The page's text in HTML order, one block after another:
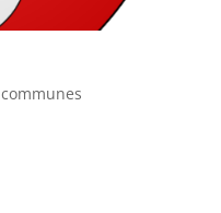
communes